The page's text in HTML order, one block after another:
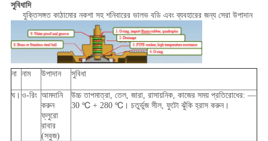
সুবিধাদি
যুক্তিসঙ্গত কাঠামোর নকশা সহ শনিবারের ভালভ বডি এবং ব্যবহারের জন্য সেরা উপাদান
না নাম উপাদান সুবিধা
ঘ। ও-রিং আমদানি
করুন
ফ্লুরো
রাবার
(সবুজ)
উচ্চ তাপমাত্রা, তেল, জারা, রাসায়নিক, কাজের সময় প্রতিরোধের: —
30 ℃ + 280 ℃। চতুর্ভুজ সীল, ফুটো ঝুঁকি হ্রাস করুন।